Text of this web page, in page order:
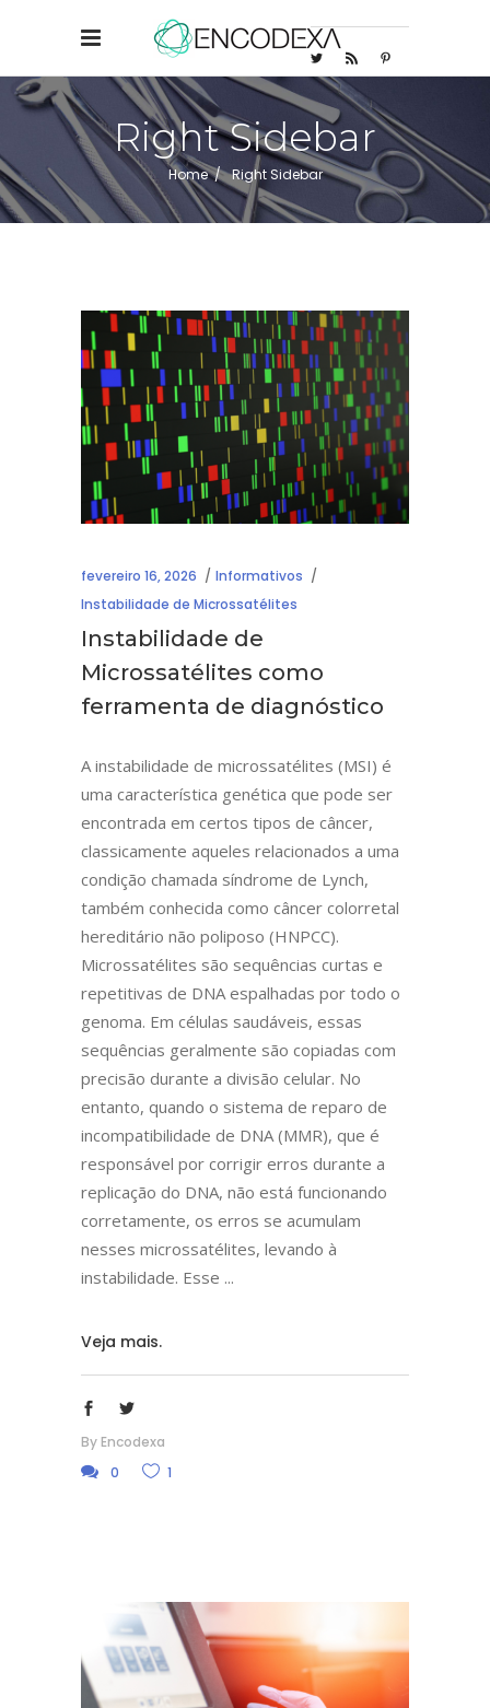
Right Sidebar
Home/ Right Sidebar
fevereiro 16, 2026
Informativos
Instabilidade de Microssatélites
Instabilidade de
Microssatélites como
ferramenta de diagnóstico
A instabilidade de microssatélites (MSI) é
uma característica genética que pode ser
encontrada em certos tipos de câncer,
classicamente aqueles relacionados a uma
condição chamada síndrome de Lynch,
também conhecida como câncer colorretal
hereditário não poliposo (HNPCC).
Microssatélites são sequências curtas e
repetitivas de DNA espalhadas por todo o
genoma. Em células saudáveis, essas
sequências geralmente são copiadas com
precisão durante a divisão celular. No
entanto, quando o sistema de reparo de
incompatibilidade de DNA (MMR), que é
responsável por corrigir erros durante a
replicação do DNA, não está funcionando
corretamente, os erros se acumulam
nesses microssatélites, levando à
instabilidade. Esse
Veja mais.
By Encodexa
0
1